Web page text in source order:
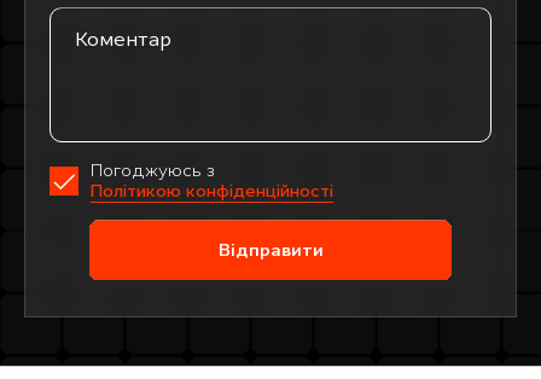
Погоджуюсь з
Політикою конфіденційності
Відправити